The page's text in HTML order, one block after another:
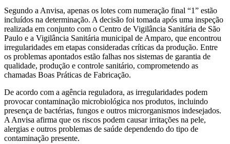
Segundo a Anvisa, apenas os lotes com numeração final “1” estão
incluídos na determinação. A decisão foi tomada após uma inspeção
realizada em conjunto com o Centro de Vigilância Sanitária de São
Paulo e a Vigilância Sanitária municipal de Amparo, que encontrou
irregularidades em etapas consideradas críticas da produção. Entre
os problemas apontados estão falhas nos sistemas de garantia de
qualidade, produção e controle sanitário, comprometendo as
chamadas Boas Práticas de Fabricação.
De acordo com a agência reguladora, as irregularidades podem
provocar contaminação microbiológica nos produtos, incluindo
presença de bactérias, fungos e outros microrganismos indesejados.
A Anvisa afirma que os riscos podem causar irritações na pele,
alergias e outros problemas de saúde dependendo do tipo de
contaminação presente.